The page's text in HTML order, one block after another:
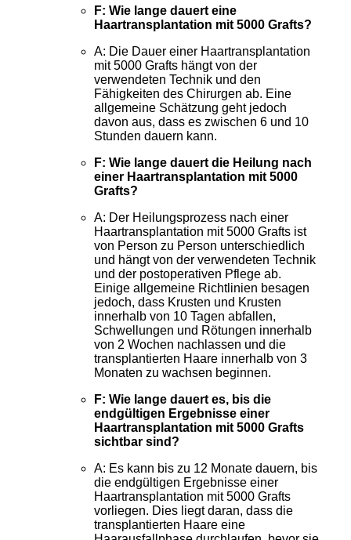
F: Wie lange dauert eine
Haartransplantation mit 5000 Grafts?
A: Die Dauer einer Haartransplantation
mit 5000 Grafts hängt von der
verwendeten Technik und den
Fähigkeiten des Chirurgen ab. Eine
allgemeine Schätzung geht jedoch
davon aus, dass es zwischen 6 und 10
Stunden dauern kann.
F: Wie lange dauert die Heilung nach
einer Haartransplantation mit 5000
Grafts?
A: Der Heilungsprozess nach einer
Haartransplantation mit 5000 Grafts ist
von Person zu Person unterschiedlich
und hängt von der verwendeten Technik
und der postoperativen Pflege ab.
Einige allgemeine Richtlinien besagen
jedoch, dass Krusten und Krusten
innerhalb von 10 Tagen abfallen,
Schwellungen und Rötungen innerhalb
von 2 Wochen nachlassen und die
transplantierten Haare innerhalb von 3
Monaten zu wachsen beginnen.
F: Wie lange dauert es, bis die
endgültigen Ergebnisse einer
Haartransplantation mit 5000 Grafts
sichtbar sind?
A: Es kann bis zu 12 Monate dauern, bis
die endgültigen Ergebnisse einer
Haartransplantation mit 5000 Grafts
vorliegen. Dies liegt daran, dass die
transplantierten Haare eine